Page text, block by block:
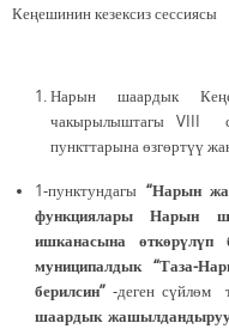
Кеңешинин кезексиз сессиясы
Нарын шаардык
чакырылыштагы VIII
пункттарына өзгөртүү
1-пунктундагы “Нарын
функциялары Нарын
ишканасына
муниципалдык “Таза-
берилсин”-деген сүйлөм
шаардык